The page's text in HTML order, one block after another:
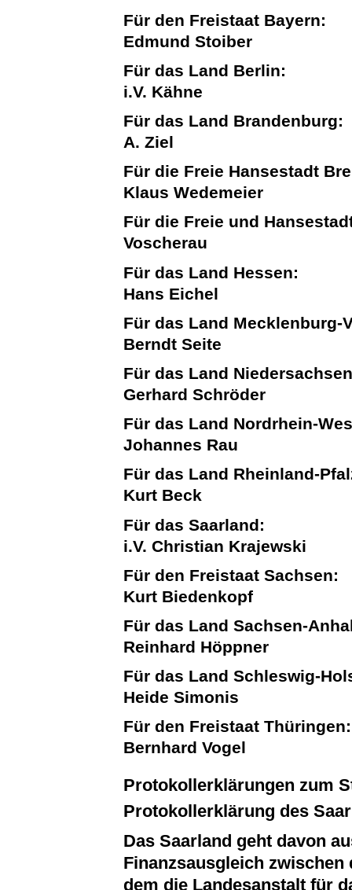
Für den Freistaat Bayern:
Edmund Stoiber
Für das Land Berlin:
i.V. Kähne
Für das Land Brandenburg:
A. Ziel
Für die Freie Hansestadt
Klaus Wedemeier
Für die Freie und
Voscherau
Für das Land Hessen:
Hans Eichel
Für das Land Mecklenburg-
Berndt Seite
Für das Land
Gerhard Schröder
Für das Land Nordrhein-
Johannes Rau
Für das Land Rheinland-
Kurt Beck
Für das Saarland:
i.V. Christian Krajewski
Für den Freistaat Sachsen:
Kurt Biedenkopf
Für das Land Sachsen-
Reinhard Höppner
Für das Land Schleswig-
Heide Simonis
Für den Freistaat Thüringen:
Bernhard Vogel
Protokollerklärungen zum
Protokollerklärung des
Das Saarland geht davon
Finanzsausgleich
dem die Landesanstalt für